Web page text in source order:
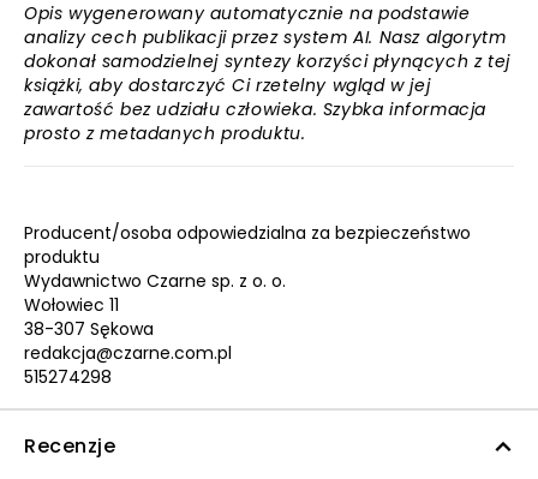
Opis wygenerowany automatycznie na podstawie
analizy cech publikacji przez system AI. Nasz algorytm
dokonał samodzielnej syntezy korzyści płynących z tej
książki, aby dostarczyć Ci rzetelny wgląd w jej
zawartość bez udziału człowieka. Szybka informacja
prosto z metadanych produktu.
Producent/osoba odpowiedzialna za bezpieczeństwo
produktu
Wydawnictwo Czarne sp. z o. o.
Wołowiec 11
38-307 Sękowa
redakcja@czarne.com.pl
515274298
Recenzje